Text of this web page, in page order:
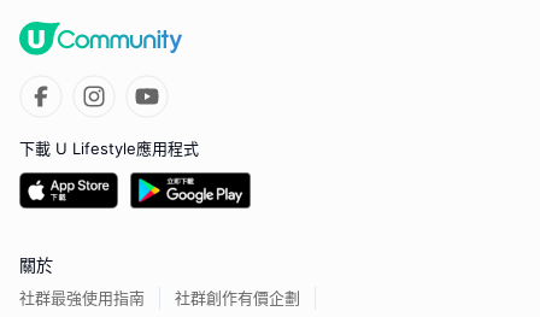
下載 U Lifestyle應用程式
關於
社群最強使用指南 社群創作有價企劃